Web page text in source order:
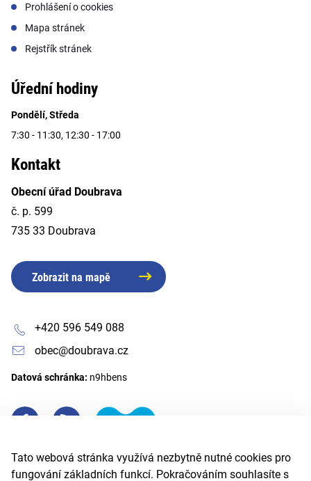
Tato webová stránka využívá nezbytně nutné cookies pro
fungování základních funkcí. Pokračováním souhlasíte s
Prohlášení o cookies
Mapa stránek
Rejstřík stránek
Úřední hodiny
Pondělí, Středa
7:30 - 11:30, 12:30 - 17:00
Kontakt
Obecní úřad Doubrava
č. p. 599
735 33 Doubrava
Zobrazit na mapě
+420 596 549 088
obec@doubrava.cz
Datová schránka: n9hbens